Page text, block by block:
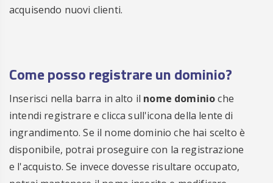
acquisendo nuovi clienti.
Come possoregistrare un dominio?
Inserisci nella barra in alto il nome dominioche
intendi registrare e clicca sull'icona della lente di
ingrandimento. Se il nome dominio che hai scelto è
disponibile, potrai proseguire con la registrazione
e l'acquisto. Se invece dovesse risultare occupato,